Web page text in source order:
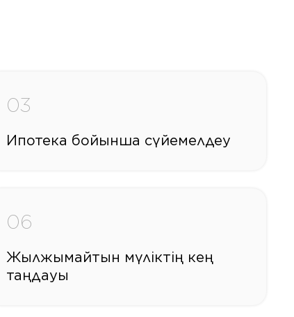
03
Ипотека бойынша сүйемелдеу
06
Жылжымайтын мүліктің кең
таңдауы